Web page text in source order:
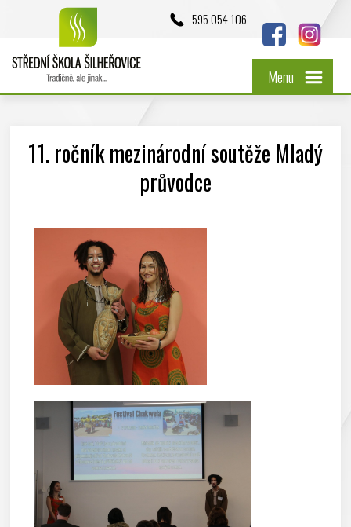
595 054 106
Menu
11. ročník mezinárodní soutěže Mladý
průvodce